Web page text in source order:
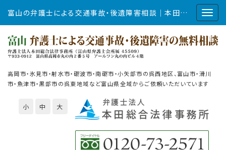
富山の弁護士による交通事故・後遺障害相談｜本田総合法律事務所
高岡市・氷見市・射水市・砺波市・南砺市・小矢部市の呉西地区、富山市・滑川
市・魚津市・黒部市の呉東地域など富山県全域からご依頼いただいています
小 中 大